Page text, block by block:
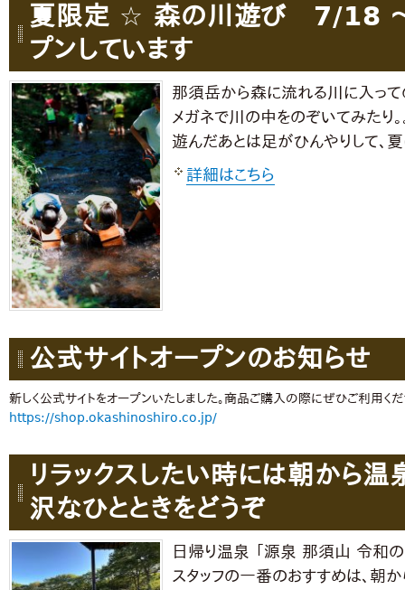
夏限定 ☆ 森の川遊び 7/18
プンしています
那須岳から森に流れる川に入っ
メガネで川の中をのぞいてみたり。
遊んだあとは足がひんやりして、
詳細はこちら
公式サイトオープンのお知らせ
新しく公式サイトをオープンいたしました。商品ご購入の際にぜひご利用くだ
https://shop.okashinoshiro.co.jp/
リラックスしたい時には朝から温
沢なひとときをどうぞ
日帰り温泉 「源泉 那須山 令和の
スタッフの一番のおすすめは、朝